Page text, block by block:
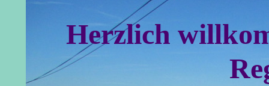
Herzlich